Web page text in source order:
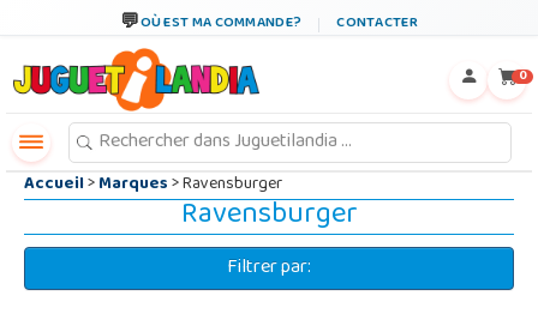
OÙ EST MA COMMANDE? CONTACTER
0
Accueil>Marques> Ravensburger
Ravensburger
Filtrer par: